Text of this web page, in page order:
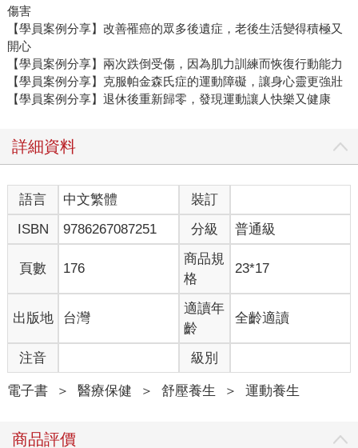
傷害
【學員案例分享】改善罹癌的眾多後遺症，老後生活變得積極又
開心
【學員案例分享】兩次跌倒受傷，因為肌力訓練而恢復行動能力
【學員案例分享】克服帕金森氏症的運動障礙，讓身心靈更強壯
【學員案例分享】退休後重新歸零，發現運動讓人快樂又健康
詳細資料
語言 中文繁體
裝訂
ISBN
9786267087251 分級 普通級
頁數 176
商品規
格
23*17
出版地 台灣
適讀年
齡
全齡適讀
注音 級別
電子書 ＞ 醫療保健 ＞ 舒壓養生 ＞ 運動養生
商品評價